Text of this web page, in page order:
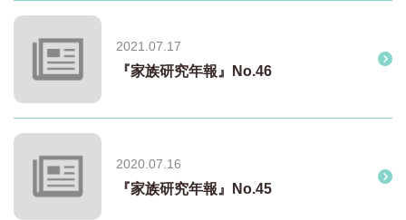
2021.07.17
『家族研究年報』No.46
2020.07.16
『家族研究年報』No.45